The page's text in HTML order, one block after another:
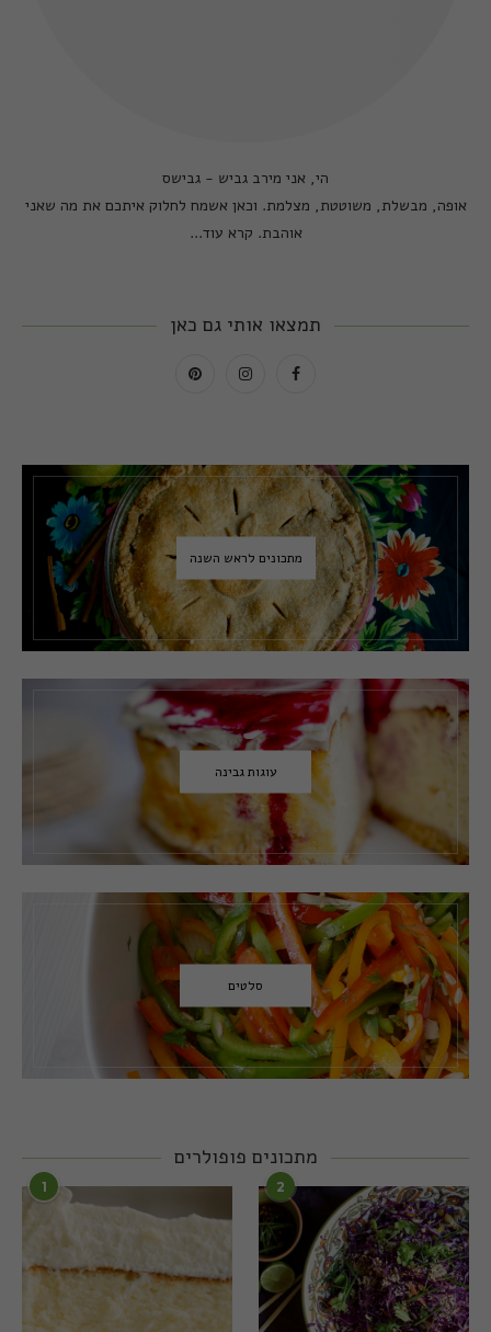
הי, אני מירב גביש - גבישס
אופה, מבשלת, משוטטת, מצלמת. וכאן אשמח לחלוק איתכם את מה שאני
אוהבת. קרא עוד...
תמצאו אותי גם כאן
מתכונים לראש השנה
עוגות גבינה
סלטים
מתכונים פופולרים
1 2